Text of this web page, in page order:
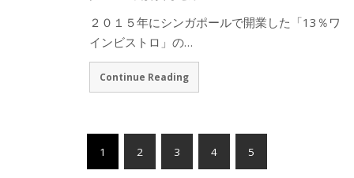
２０１５年にシンガポールで開業した「13％ワ
インビストロ」の…
Continue Reading
1 2 3 4 5